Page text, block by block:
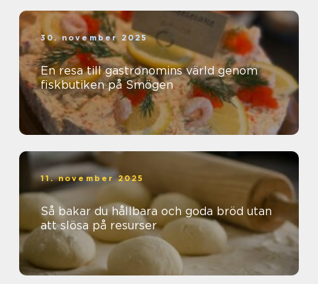
30. november 2025
En resa till gastronomins värld genom
fiskbutiken på Smögen
11. november 2025
Så bakar du hållbara och goda bröd utan
att slösa på resurser